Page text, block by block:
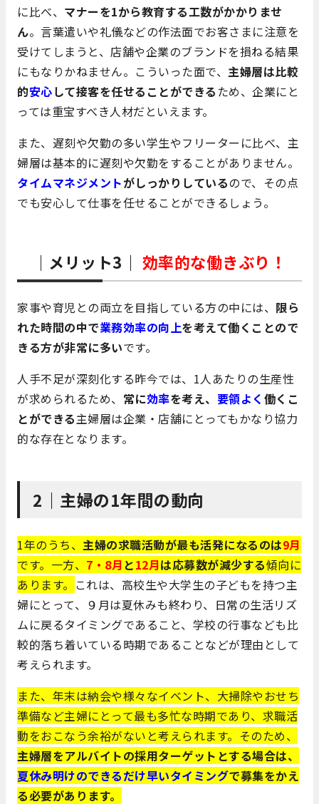
に比べ、 マナーを1から教育する工数がかかりませ
ん。言葉遣いや礼儀などの作法面でお客さまに注意を
受けてしまうと、店舗や企業のブランドを損ねる結果
にもなりかねません。こういった面で、 主婦層は比較
的安心して接客を任せることができる ため、企業にと
っては重宝すべき人材だといえます。
また、遅刻や欠勤の多い学生やフリーターに比べ、主
婦層は基本的に遅刻や欠勤をすることがありません。
タイムマネジメントがしっかりしているので、その点
でも安心して仕事を任せることができるしょう。
｜メリット3｜ 効率的な働きぶり！
家事や育児との両立を目指している方の中には、 限ら
れた時間の中で業務効率の向上を考えて働くことので
きる方が非常に多いです。
人手不足が深刻化する昨今では、1人あたりの生産性
が求められるため、 常に効率を考え、 要領よく 働くこ
とができる主婦層は企業・店舗にとってもかなり協力
的な存在となります。
2｜ 主婦の1年間の動向
1年のうち、 主婦の求職活動が最も活発になるのは9月
です。一方、 7・8月 と12月は応募数が減少する傾向に
あります。 これは、高校生や大学生の子どもを持つ主
婦にとって、９月は夏休みも終わり、日常の生活リズ
ムに戻るタイミングであること、学校の行事なども比
較的落ち着いている時期であることなどが理由として
考えられます。
また、年末は納会や様々なイベント、大掃除やおせち
準備など主婦にとって最も多忙な時期であり、求職活
動をおこなう余裕がないと考えられます。そのため、
主婦層をアルバイトの採用ターゲットとする場合は、
夏休み明けのできるだけ早いタイミングで募集をかえ
る必要があります。